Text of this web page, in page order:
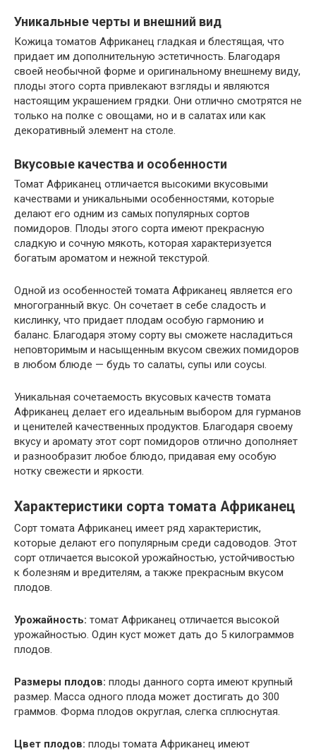
Уникальные черты и внешний вид
Кожица томатов Африканец гладкая и блестящая, что
придает им дополнительную эстетичность. Благодаря
своей необычной форме и оригинальному внешнему виду,
плоды этого сорта привлекают взгляды и являются
настоящим украшением грядки. Они отлично смотрятся не
только на полке с овощами, но и в салатах или как
декоративный элемент на столе.
Вкусовые качества и особенности
Томат Африканец отличается высокими вкусовыми
качествами и уникальными особенностями, которые
делают его одним из самых популярных сортов
помидоров. Плоды этого сорта имеют прекрасную
сладкую и сочную мякоть, которая характеризуется
богатым ароматом и нежной текстурой.
Одной из особенностей томата Африканец является его
многогранный вкус. Он сочетает в себе сладость и
кислинку, что придает плодам особую гармонию и
баланс. Благодаря этому сорту вы сможете насладиться
неповторимым и насыщенным вкусом свежих помидоров
в любом блюде — будь то салаты, супы или соусы.
Уникальная сочетаемость вкусовых качеств томата
Африканец делает его идеальным выбором для гурманов
и ценителей качественных продуктов. Благодаря своему
вкусу и аромату этот сорт помидоров отлично дополняет
и разнообразит любое блюдо, придавая ему особую
нотку свежести и яркости.
Характеристики сорта томата Африканец
Сорт томата Африканец имеет ряд характеристик,
которые делают его популярным среди садоводов. Этот
сорт отличается высокой урожайностью, устойчивостью
к болезням и вредителям, а также прекрасным вкусом
плодов.
Урожайность: томат Африканец отличается высокой
урожайностью. Один куст может дать до 5 килограммов
плодов.
Размеры плодов: плоды данного сорта имеют крупный
размер. Масса одного плода может достигать до 300
граммов. Форма плодов округлая, слегка сплюснутая.
Цвет плодов: плоды томата Африканец имеют